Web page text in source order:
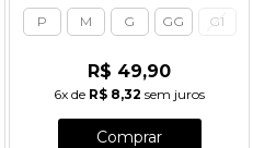
P M G GG G1
R$ 49,90
6x de R$ 8,32 sem juros
Comprar